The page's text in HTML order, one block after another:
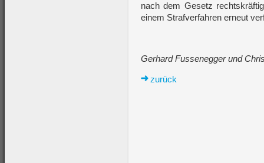
nach dem Gesetz
einem Strafverfahren erneut
Gerhard Fussenegger und
zurück